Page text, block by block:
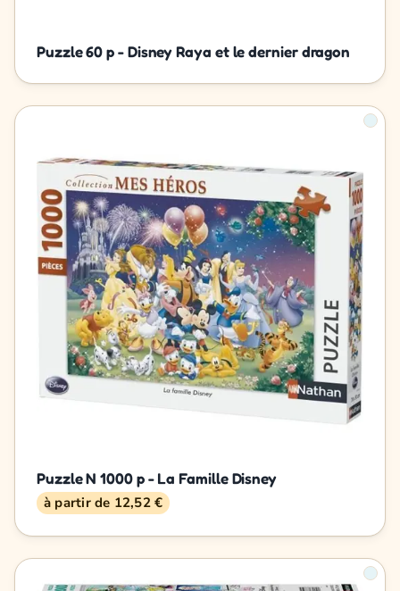
Puzzle 60 p - Disney Raya et le dernier dragon
Puzzle N 1000 p - La Famille Disney
à partir de 12,52 €